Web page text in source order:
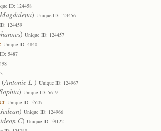
ID: 124458
) Unique ID: 124456
124459
) Unique ID: 124457
Unique ID: 4840
5487
(Antonie L ) Unique ID: 124967
) Unique ID: 5619
Unique ID: 5526
) Unique ID: 124966
C) Unique ID: 59122